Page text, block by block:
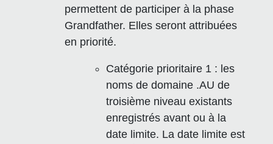
permettent de participer à la phase
Grandfather. Elles seront attribuées
en priorité.
Catégorie prioritaire 1 : les
noms de domaine .AU de
troisième niveau existants
enregistrés avant ou à la
date limite. La date limite est